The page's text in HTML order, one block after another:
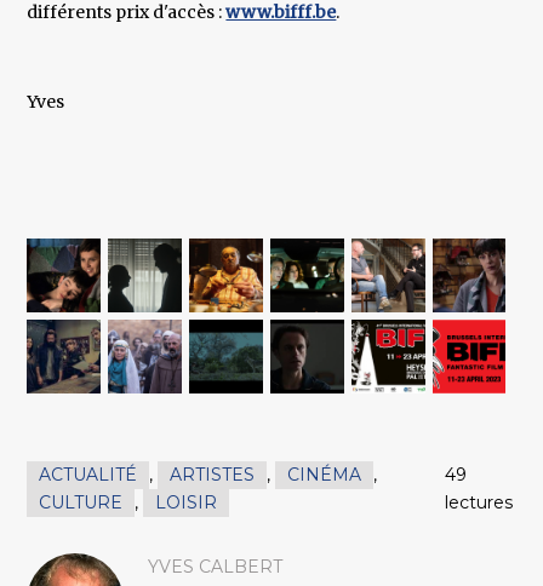
différents prix d'accès :www.bifff.be.
Yves
ACTUALITÉ , ARTISTES , CINÉMA
,
CULTURE
, LOISIR
49
lectures
YVES CALBERT